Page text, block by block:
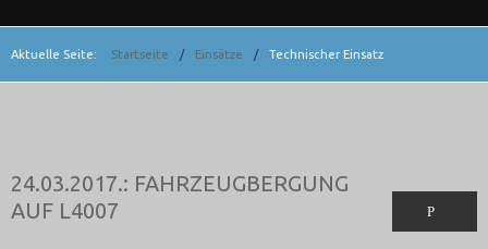
Aktuelle Seite: Startseite / Einsätze / Technischer Einsatz
24.03.2017.: FAHRZEUGBERGUNG
AUF L4007